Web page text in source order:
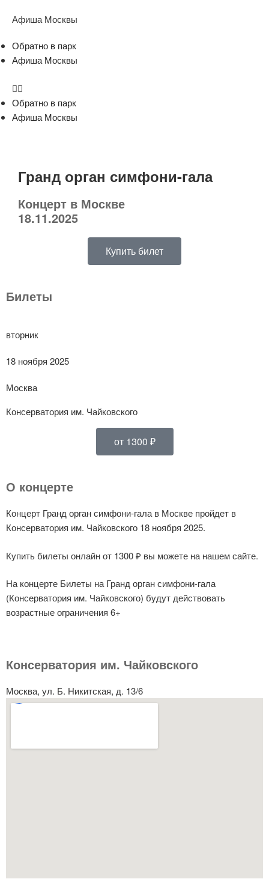
Афиша Москвы
Обратно в парк
Афиша Москвы
Обратно в парк
Афиша Москвы
Гранд орган симфони-гала
Концерт в Москве
18.11.2025
Купить билет
Билеты
вторник
18 ноября 2025
Москва
Консерватория им. Чайковского
от 1300 ₽
О концерте
Концерт Гранд орган симфони-гала в Москве пройдет в
Консерватория им. Чайковского 18 ноября 2025.
Купить билеты онлайн от 1300 ₽ вы можете на нашем сайте.
На концерте Билеты на Гранд орган симфони-гала
(Консерватория им. Чайковского) будут действовать
возрастные ограничения 6+
Консерватория им. Чайковского
Москва, ул. Б. Никитская, д. 13/6